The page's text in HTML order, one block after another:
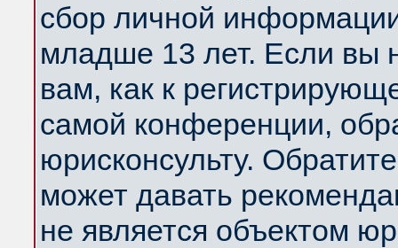
сбор личной
младше 13 лет. Если вы
вам, как к
самой конференции,
юрисконсульту.
может давать
не является объектом